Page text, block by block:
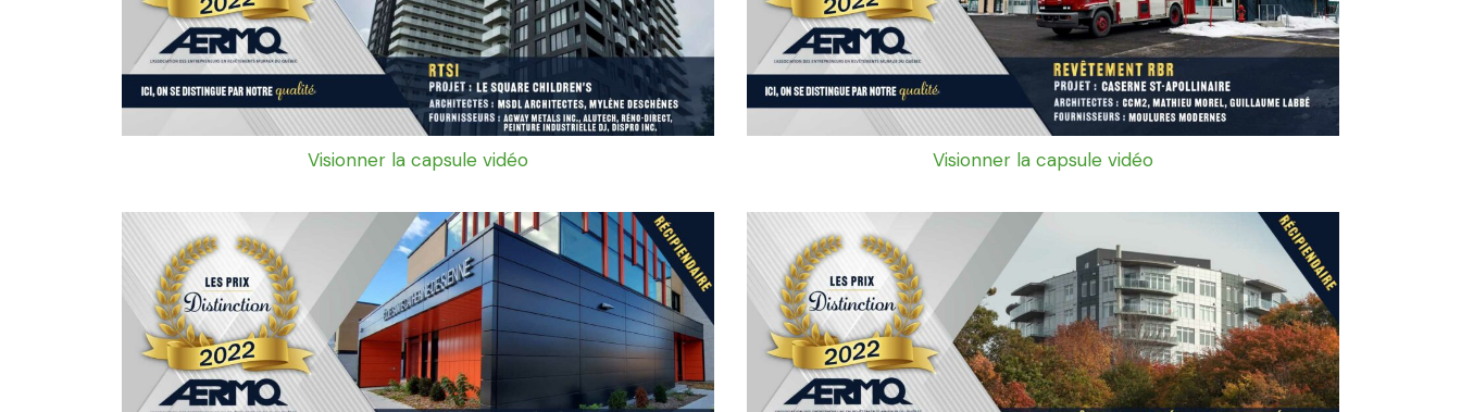
Visionner la capsule vidéo Visionner la capsule vidéo